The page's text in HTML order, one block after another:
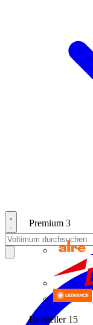
Premium 3
Hersteller 15